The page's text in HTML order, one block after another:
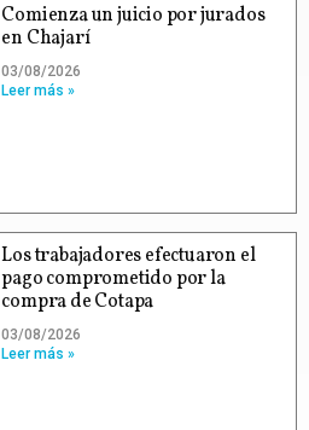
Comienza un juicio por jurados
en Chajarí
03/08/2026
Leer más »
Los trabajadores efectuaron el
pago comprometido por la
compra de Cotapa
03/08/2026
Leer más »